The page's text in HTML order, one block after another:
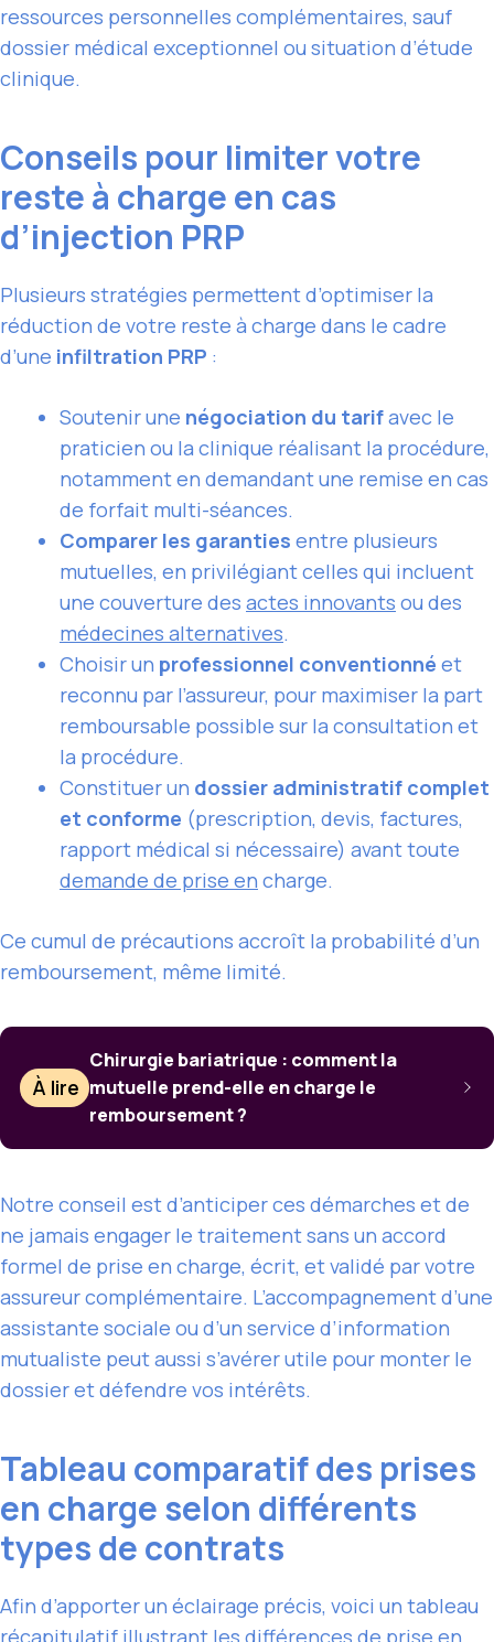
ressources personnelles complémentaires, sauf
dossier médical exceptionnel ou situation d’étude
clinique.
Conseils pour limiter votre
reste à charge en cas
d’injection PRP
Plusieurs stratégies permettent d’optimiser la
réduction de votre reste à charge dans le cadre
d’une infiltration PRP :
Soutenir une négociation du tarifavec le
praticien ou la clinique réalisant la procédure,
notamment en demandant une remise en cas
de forfait multi-séances.
Comparer les garanties entre plusieurs
mutuelles, en privilégiant celles qui incluent
une couverture des actes innovants ou des
médecines alternatives.
Choisir un professionnel conventionné et
reconnu par l’assureur, pour maximiser la part
remboursable possible sur la consultation et
la procédure.
Constituer un dossier administratif complet
et conforme (prescription, devis, factures,
rapport médical si nécessaire) avant toute
demande de prise en charge.
Ce cumul de précautions accroît la probabilité d’un
remboursement, même limité.
À lire
Chirurgie bariatrique : comment la
mutuelle prend-elle en charge le
remboursement ?
Notre conseil est d’anticiper ces démarches et de
ne jamais engager le traitement sans un accord
formel de prise en charge, écrit, et validé par votre
assureur complémentaire. L’accompagnement d’une
assistante sociale ou d’un service d’information
mutualiste peut aussi s’avérer utile pour monter le
dossier et défendre vos intérêts.
Tableau comparatif des prises
en charge selon différents
types de contrats
Afin d’apporter un éclairage précis, voici un tableau
récapitulatif illustrant les différences de prise en